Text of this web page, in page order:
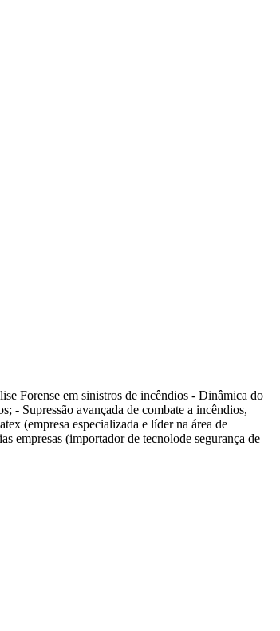
Forense em sinistros de incêndios - Dinâmica do
- Supressão avançada de combate a incêndios,
(empresa especializada e líder na área de
empresas (importador de tecnolode segurança de